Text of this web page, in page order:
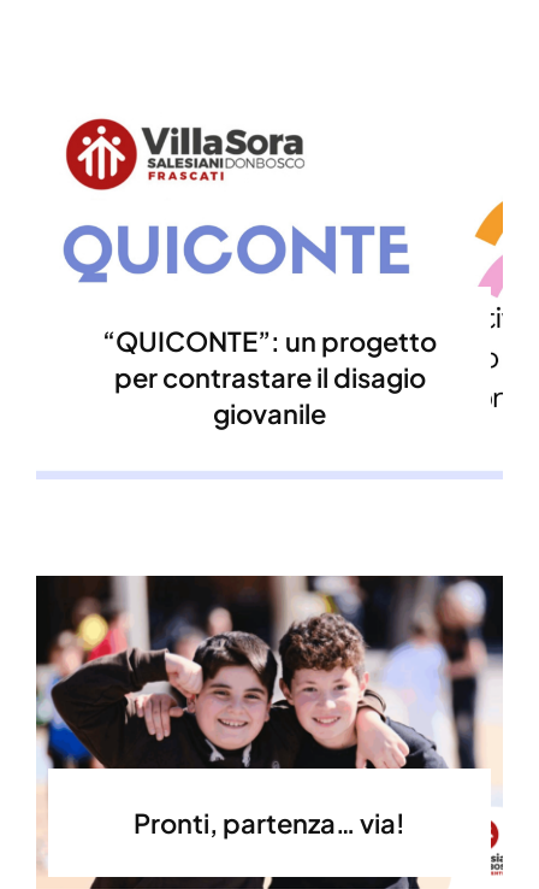
“QUICONTE”: un progetto
per contrastare il disagio
giovanile
Pronti, partenza… via!